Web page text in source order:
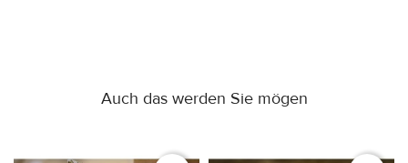
Auch das werden Sie mögen